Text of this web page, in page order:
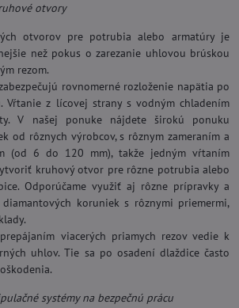
otvory
otvorov pre potrubia alebo armatúry je
než pokus o zarezanie uhlovou brúskou
rezom.
rovnomerné rozloženie napätia po
Vŕtanie z lícovej strany s vodným chladením
V našej ponuke nájdete širokú ponuku
od rôznych výrobcov, s rôznym zameraním a
(od 6 do 120 mm), takže jedným vŕtaním
kruhový otvor pre rôzne potrubia alebo
Odporúčame využiť aj rôzne prípravky a
koruniek s rôznymi priemermi,
viacerých priamych rezov vedie k
uhlov. Tie sa po osadení dlaždice často
systémy na bezpečnú prácu